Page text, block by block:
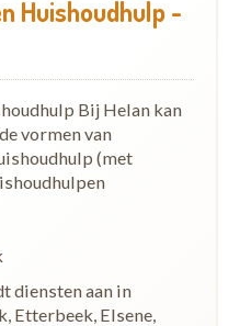
Huishoudhulp -
Bij Helan kan
vormen van
(met
diensten aan in
Etterbeek, Elsene,